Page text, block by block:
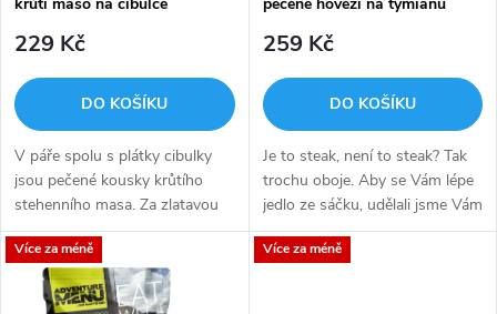
r
o
d
u
k
p
r
o
d
u
229 Kč
DO KOŠÍKU
V páře spolu s plátky cibulky
jsou pečené kousky krůtího
stehenního masa. Za zlatavou
kůrčičkou se skrývá šťavnaté
maso, které je obrovským
zdrojem proteinů a díky
nízkému...
259 Kč
DO KOŠÍKU
Je to steak, není to steak? Tak
trochu oboje. Aby se Vám lépe
jedlo ze sáčku, udělali jsme Vám
ze steaku kostky. A to ne
ledajaké, neboť se jedná o
Více za méně Více za méně